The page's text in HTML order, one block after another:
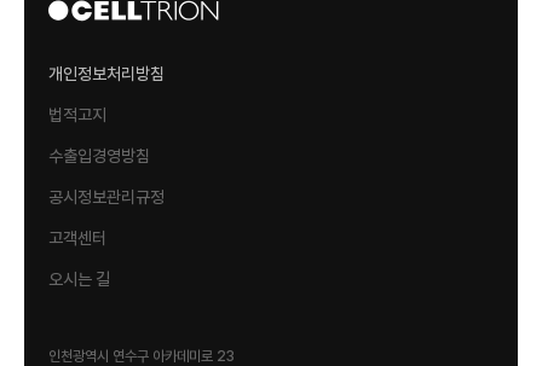
개인정보처리방침
법적고지
수출입경영방침
공시정보관리규정
고객센터
오시는 길
인천광역시 연수구 아카데미로 23